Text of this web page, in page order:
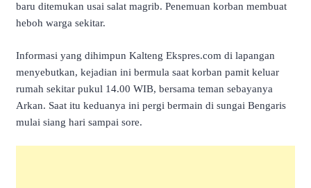
baru ditemukan usai salat magrib. Penemuan korban membuat
heboh warga sekitar.
Informasi yang dihimpun Kalteng Ekspres.com di lapangan
menyebutkan, kejadian ini bermula saat korban pamit keluar
rumah sekitar pukul 14.00 WIB, bersama teman sebayanya
Arkan. Saat itu keduanya ini pergi bermain di sungai Bengaris
mulai siang hari sampai sore.